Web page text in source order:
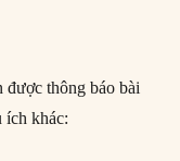
được thông báo bài
khác: